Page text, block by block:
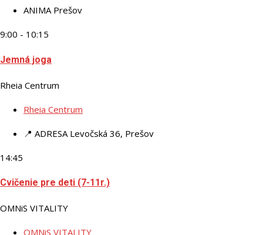
ANIMA Prešov
9:00 - 10:15
Jemná joga
Rheia Centrum
Rheia Centrum
📍 ADRESA Levočská 36, Prešov
14:45
Cvičenie pre deti (7-11r.)
OMNiS VITALITY
OMNiS VITALITY